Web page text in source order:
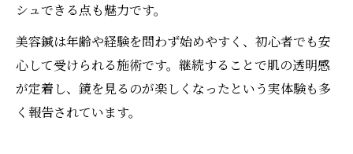
シュできる点も魅力です。
美容鍼は年齢や経験を問わず始めやすく、初心者でも安
心して受けられる施術です。継続することで肌の透明感
が定着し、鏡を見るのが楽しくなったという実体験も多
く報告されています。